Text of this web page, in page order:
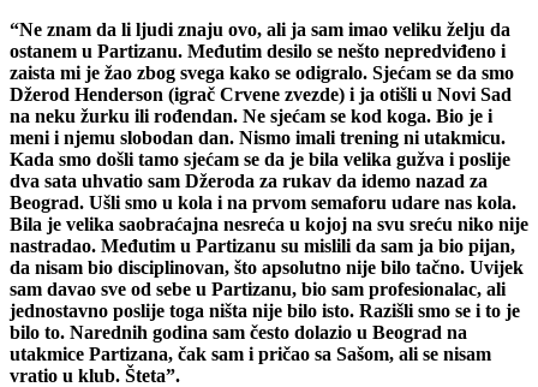
“Ne znam da li ljudi znaju ovo, ali ja sam imao veliku želju da
ostanem u Partizanu. Međutim desilo se nešto nepredviđeno i
zaista mi je žao zbog svega kako se odigralo. Sjećam se da smo
Džerod Henderson (igrač Crvene zvezde) i ja otišli u Novi Sad
na neku žurku ili rođendan. Ne sjećam se kod koga. Bio je i
meni i njemu slobodan dan. Nismo imali trening ni utakmicu.
Kada smo došli tamo sjećam se da je bila velika gužva i poslije
dva sata uhvatio sam Džeroda za rukav da idemo nazad za
Beograd. Ušli smo u kola i na prvom semaforu udare nas kola.
Bila je velika saobraćajna nesreća u kojoj na svu sreću niko nije
nastradao. Međutim u Partizanu su mislili da sam ja bio pijan,
da nisam bio disciplinovan, što apsolutno nije bilo tačno. Uvijek
sam davao sve od sebe u Partizanu, bio sam profesionalac, ali
jednostavno poslije toga ništa nije bilo isto. Razišli smo se i to je
bilo to. Narednih godina sam često dolazio u Beograd na
utakmice Partizana, čak sam i pričao sa Sašom, ali se nisam
vratio u klub. Šteta”.